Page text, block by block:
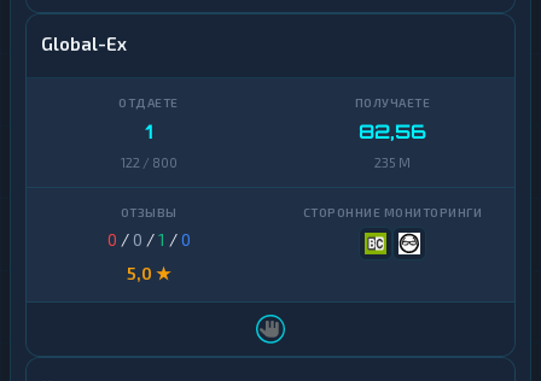
Global-Ex
1
122 / 800
82,56
235 M
0 / 0 /1 /0
5,0 ★
Terra
2
1
Waves1
1